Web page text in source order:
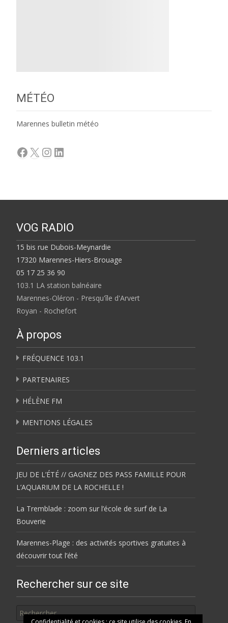
MÉTÉO
Marennes bulletin météo
Facebook
X Instagram
LinkedIn
VOG RADIO
15 bis rue Dubois-Meynardie
17320 Marennes-Hiers-Brouage
05 17 25 36 90
103.1 LA station balnéaire
Marennes-Oléron - Presqu'île d'Arvert
Royan - Rochefort
À propos
FRÉQUENCE 103.1
PARTENAIRES
HÉLÈNE FM
MENTIONS LÉGALES
Derniers articles
JEU DE L’ÉTÉ // GAGNEZ DES PASS FAMILLE POUR
L’AQUARIUM DE LA ROCHELLE !
La Tremblade : zoom sur l’école de surf de La
Bouverie
Marennes-Plage : des activités sportives gratuites à
découvrir tout l’été
Rechercher sur ce site